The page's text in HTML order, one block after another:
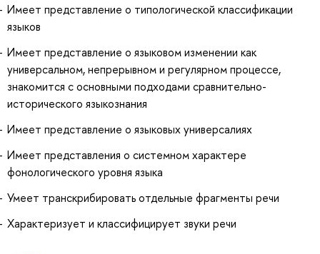
Имеет представление о типологической классификации
языков
Имеет представление о языковом изменении как
универсальном, непрерывном и регулярном процессе,
знакомится с основными подходами сравнительно-
исторического языкознания
Имеет представление о языковых универсалиях
Имеет представления о системном характере
фонологического уровня языка
Умеет транскрибировать отдельные фрагменты речи
Характеризует и классифицирует звуки речи